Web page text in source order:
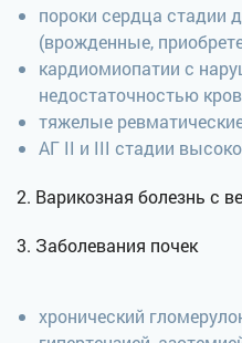
пороки сердца стадии
(врожденные,
кардиомиопатии с
недостаточностью
тяжелые
АГ II и III стадии
2. Варикозная болезнь с
3. Заболевания почек
хронический